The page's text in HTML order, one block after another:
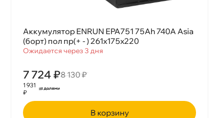
Аккумулятор ENRUN EPA751 75Ah 740A Asia
(борт) пол пр(+ - ) 261x175x220
Ожидается через 3 дня
7 724 ₽8 130 ₽
1 931
₽
корзину